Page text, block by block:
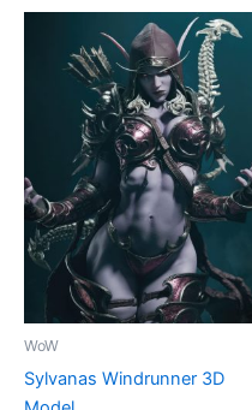
WoW
Sylvanas Windrunner 3D